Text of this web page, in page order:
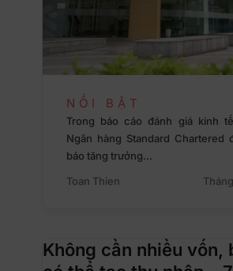
NỔI BẬT
Trong báo cáo đánh giá kinh
Ngân hàng Standard Chartered
báo tăng trưởng…
Toan Thien
Không cần nhiều vốn,